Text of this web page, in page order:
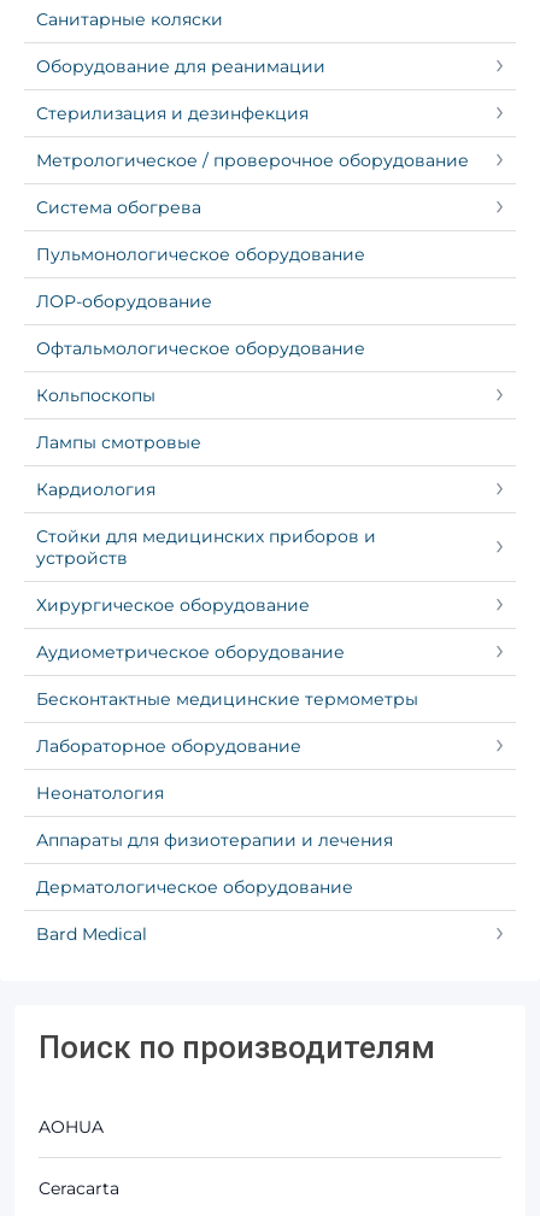
Санитарные коляски
Оборудование для реанимации
Стерилизация и дезинфекция
Метрологическое / проверочное оборудование
Система обогрева
Пульмонологическое оборудование
ЛОР-оборудование
Офтальмологическое оборудование
Кольпоскопы
Лампы смотровые
Кардиология
Стойки для медицинских приборов и
устройств
Хирургическое оборудование
Аудиометрическое оборудование
Бесконтактные медицинские термометры
Лабораторное оборудование
Неонатология
Аппараты для физиотерапии и лечения
Дерматологическое оборудование
Bard Medical
Поиск по производителям
AOHUA
Ceracarta